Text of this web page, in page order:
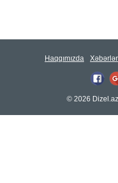
Haqqımızda Xəbərlər
© 2026